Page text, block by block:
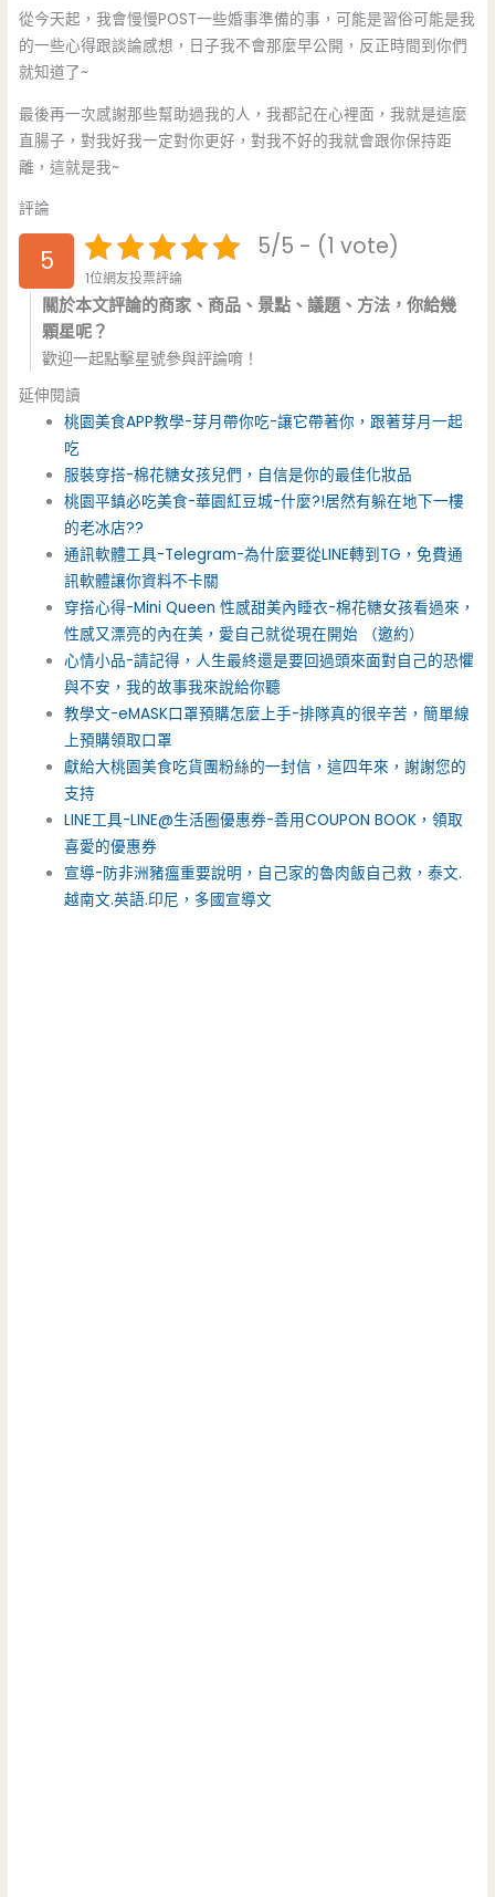
從今天起，我會慢慢POST一些婚事準備的事，可能是習俗可能是我
的一些心得跟談論感想，日子我不會那麼早公開，反正時間到你們
就知道了~
最後再一次感謝那些幫助過我的人，我都記在心裡面，我就是這麼
直腸子，對我好我一定對你更好，對我不好的我就會跟你保持距
離，這就是我~
評論
5 5/5 - (1 vote)
1位網友投票評論
關於本文評論的商家、商品、景點、議題、方法，你給幾
顆星呢？
歡迎一起點擊星號參與評論唷！
延伸閱讀
桃園美食APP教學-芽月帶你吃-讓它帶著你，跟著芽月一起
吃
服裝穿搭-棉花糖女孩兒們，自信是你的最佳化妝品
桃園平鎮必吃美食-華園紅豆城-什麼?!居然有躲在地下一樓
的老冰店??
通訊軟體工具-Telegram-為什麼要從LINE轉到TG，免費通
訊軟體讓你資料不卡關
穿搭心得-Mini Queen 性感甜美內睡衣-棉花糖女孩看過來，
性感又漂亮的內在美，愛自己就從現在開始 （邀約）
心情小品-請記得，人生最終還是要回過頭來面對自己的恐懼
與不安，我的故事我來說給你聽
教學文-eMASK口罩預購怎麼上手-排隊真的很辛苦，簡單線
上預購領取口罩
獻給大桃園美食吃貨團粉絲的一封信，這四年來，謝謝您的
支持
LINE工具-LINE@生活圈優惠券-善用COUPON BOOK，領取
喜愛的優惠券
宣導-防非洲豬瘟重要說明，自己家的魯肉飯自己救，泰文.
越南文.英語.印尼，多國宣導文